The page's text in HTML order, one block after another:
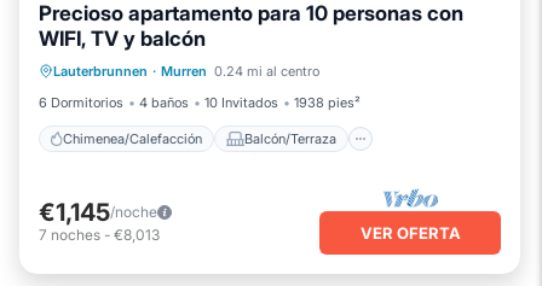
Precioso apartamento para 10 personas con
WIFI, TV y balcón
Lauterbrunnen · Murren 0.24 mi al centro
6 Dormitorios
4 baños 10 Invitados 1938 pies²
Chimenea/Calefacción Balcón/Terraza
Chimenea/Calefacción
Cocina
Internet
€1,145/noche
7 noches - €8,013 VER OFERTA